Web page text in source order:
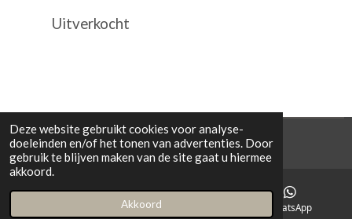
Deze website gebruikt cookies voor analyse-
doeleinden en/of het tonen van advertenties. Door
gebruik te blijven maken van de site gaat u hiermee
akkoord.
Akkoord
Uitverkocht
© 2021 Cowporation Farmshop
Instagram WhatsApp